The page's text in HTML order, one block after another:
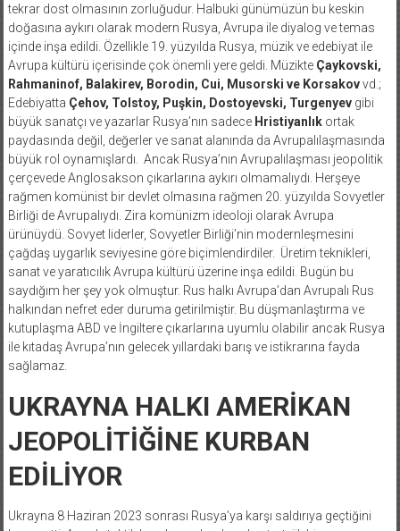
tekrar dost olmasının zorluğudur. Halbuki günümüzün bu keskin
doğasına aykırı olarak modern Rusya, Avrupa ile diyalog ve temas
içinde inşa edildi. Özellikle 19. yüzyılda Rusya, müzik ve edebiyat ile
Avrupa kültürü içerisinde çok önemli yere geldi. Müzikte Çaykovski,
Rahmaninof, Balakirev, Borodin, Cui, Musorski ve Korsakovvd.;
Edebiyatta Çehov, Tolstoy, Puşkin, Dostoyevski, Turgenyevgibi
büyük sanatçı ve yazarlar Rusya’nın sadece Hristiyanlık ortak
paydasında değil, değerler ve sanat alanında da Avrupalılaşmasında
büyük rol oynamışlardı. Ancak Rusya’nın Avrupalılaşması jeopolitik
çerçevede Anglosakson çıkarlarına aykırı olmamalıydı. Herşeye
rağmen komünist bir devlet olmasına rağmen 20. yüzyılda Sovyetler
Birliği de Avrupalıydı. Zira komünizm ideoloji olarak Avrupa
ürünüydü. Sovyet liderler, Sovyetler Birliği’nin modernleşmesini
çağdaş uygarlık seviyesine göre biçimlendirdiler. Üretim teknikleri,
sanat ve yaratıcılık Avrupa kültürü üzerine inşa edildi. Bugün bu
saydığım her şey yok olmuştur. Rus halkı Avrupa’dan Avrupalı Rus
halkından nefret eder duruma getirilmiştir. Bu düşmanlaştırma ve
kutuplaşma ABD ve İngiltere çıkarlarına uyumlu olabilir ancak Rusya
ile kıtadaş Avrupa’nın gelecek yıllardaki barış ve istikrarına fayda
sağlamaz.
UKRAYNA HALKI AMERİKAN
JEOPOLİTİĞİNE KURBAN
EDİLİYOR
Ukrayna 8 Haziran 2023 sonrası Rusya’ya karşı saldırıya geçtiğini